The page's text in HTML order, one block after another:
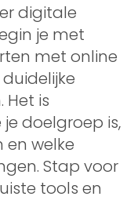
digitale
je met
met online
is
doelgroep is,
en welke
Stap voor
tools en